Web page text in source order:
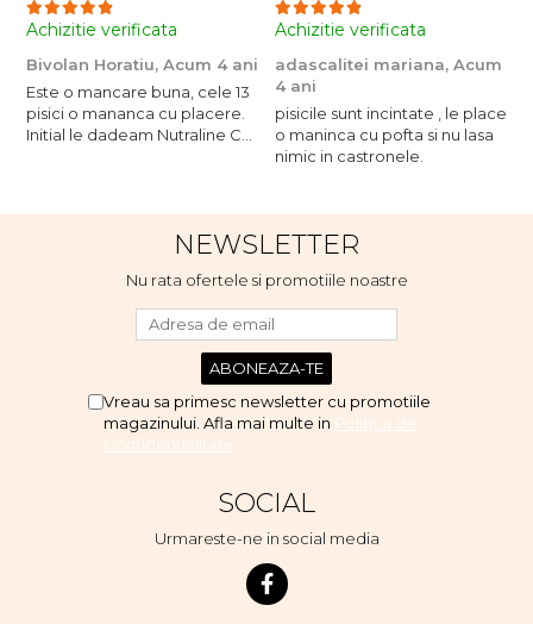
Achizitie verificata
Bivolan Horatiu, Acum 4 ani
Este o mancare buna, cele 13
pisici o mananca cu placere.
Initial le dadeam Nutraline Cat
evita, nu o mananca cu
placere. Eu sunt multumit si
Achizitie verificata
adascalitei mariana, Acum
4 ani
pisicile sunt incintate , le place
o maninca cu pofta si nu lasa
nimic in castronele.
NEWSLETTER
Nu rata ofertele si promotiile noastre
Vreau sa primesc newsletter cu promotiile
magazinului. Afla mai multe in Politica de
Confidentialitate
SOCIAL
Urmareste-ne in social media